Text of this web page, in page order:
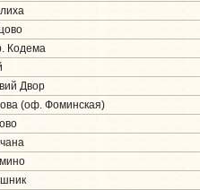
Кодема
Двор
(оф. Фоминская)